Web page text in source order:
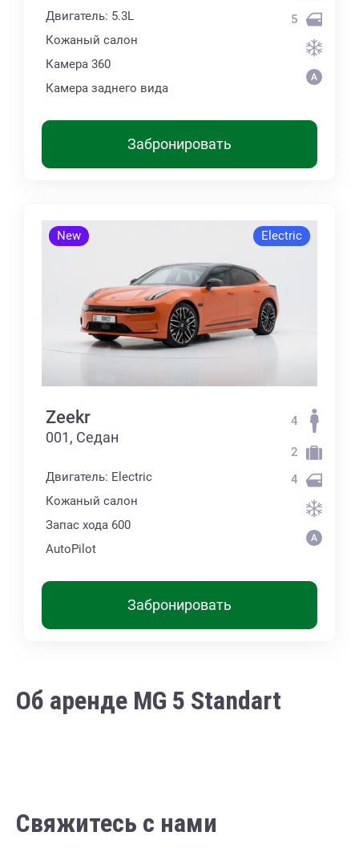
Двигатель: 5.3L
Кожаный салон
Камера 360
Камера заднего вида
5
Забронировать
New Electric
Zeekr
001, Седан
Двигатель: Electric
Кожаный салон
Запас хода 600
AutoPilot
4
2
4
Забронировать
Об аренде MG 5 Standart
Свяжитесь с нами